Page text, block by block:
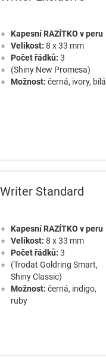
Kapesní RAZÍTKO v peru
Velikost: 8 x 33 mm
Počet řádků: 3
(Shiny New Promesa)
Možnost: černá, ivory, bílá
Standard
Kapesní RAZÍTKO v peru
Velikost: 8 x 33 mm
Počet řádků: 3
(Trodat Goldring Smart,
Shiny Classic)
Možnost: černá, indigo,
ruby